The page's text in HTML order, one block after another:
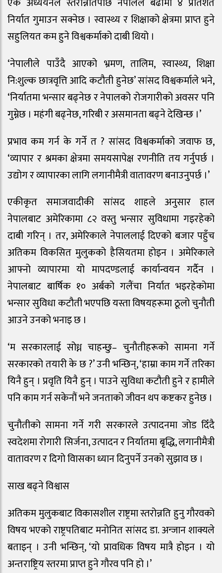
निर्यात गुमाउन सक्नेछ । स्वास्थ्य र शिक्षाको क्षेत्रमा प्राप्त हुने
सहुलियत कम हुने विश्वकर्माको दाबी थियो ।
‘नेपालीले पाउँदै आएको भ्रमण, तालिम, स्वास्थ्य, शिक्षा
नि:शुल्क छात्रवृत्ति आदि कटौती हुनेछ’ सांसद विश्वकर्माले भने,
‘निर्यातमा भन्सार बढ्नेछ र नेपालको रोजगारीको अवसर पनि
गुम्नेछ । महंगी बढ्नेछ, गरिबी र असमानता बढ्ने देखिन्छ ।’
प्रभाव कम गर्न के गर्ने त ? सांसद विश्वकर्माको जवाफ छ,
‘व्यापार र श्रमका क्षेत्रमा समयसापेक्ष रणनीति तय गर्नुपर्छ ।
उद्योग र व्यापारका लागि लगानीमैत्री वातावरण बनाउनुपर्छ ।’
एकीकृत समाजवादीकी सांसद शाहले अनुसार हाल
नेपालबाट अमेरिकामा ८२ वस्तु भन्सार सुविधामा गइरहेको
दाबी गरिन् । तर, अमेरिकाले नेपाललाई दिएको बजार पहुँच
अतिकम विकसित मुलुकको हैसियतमा होइन । अमेरिकाले
आफ्नो व्यापारमा यो मापदण्डलाई कार्यान्वयन गर्दैन ।
नेपालबाट बार्षिक १० अर्बको गलैंचा निर्यात भइरहेकोमा
भन्सार सुविधा कटौती भएपछि यस्ता विषयहरूमा ठूलो चुनौती
आउने उनको भनाइ छ ।
‘म सरकारलाई सोध्न चाहन्छु– चुनौतीहरूको सामना गर्ने
सरकारको तयारी के छ ?’ उनी भन्छिन्, ‘हाम्रा काम गर्ने तरिका
यिनै हुन् । प्रवृति यिनै हुन् । पाउने सुविधा कटौती हुने र हामीले
पनि काम गर्न सकेनौं भने जनताको जीवन थप कष्टकर हुनेछ ।
चुनौतीको सामना गर्ने गरी सरकारले उत्पादनमा जोड दिँदै
स्वदेशमा रोगारी सिर्जना, उत्पादन र निर्यातमा बृद्धि, लगानीमैत्री
वातावरण र दिगो विासका ध्यान दिनुपर्ने उनको सुझाव छ ।
साख बढ्ने विश्वास
अतिकम मुलुकबाट विकासशील राष्ट्रमा स्तरोन्नति हुनु गौरवको
विषय भएको राष्ट्रपतिबाट मनोनित सांसद डा. अन्जान शाक्यले
बताइन् । उनी भन्छिन्, ‘यो प्रावधिक विषय मात्रै होइन । यो
अन्तराष्ट्रिय स्तरमा प्राप्त हुने गौरव पनि हो ।’